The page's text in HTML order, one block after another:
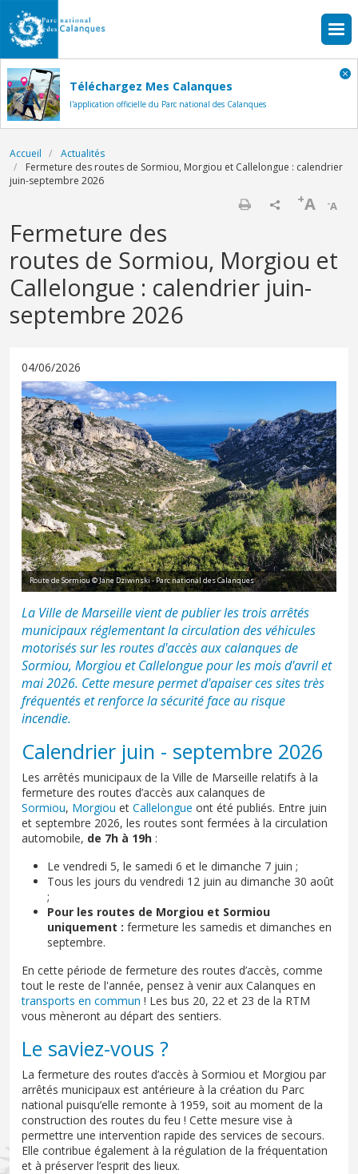
Aller au contenu principal
Téléchargez Mes Calanques
l'application officielle du Parc national des Calanques
Fil d'Ariane
Accueil
Actualités
Fermeture des routes de Sormiou, Morgiou et Callelongue : calendrier
juin-septembre 2026
-A
+A
Fermeture des
routes de Sormiou, Morgiou et
Callelongue : calendrier juin-
septembre 2026
04/06/2026
Route de Sormiou © Jane Dziwinski - Parc national des Calanques
La Ville de Marseille vient de publier les trois arrêtés
municipaux réglementant la circulation des véhicules
motorisés sur les routes d'accès aux calanques de
Sormiou, Morgiou et Callelongue pour les mois d'avril et
mai 2026. Cette mesure permet d'apaiser ces sites très
fréquentés et renforce la sécurité face au risque
incendie.
Calendrier juin - septembre 2026
Les arrêtés municipaux de la Ville de Marseille relatifs à la
fermeture des routes d’accès aux calanques de
Sormiou, Morgiou et Callelongue ont été publiés. Entre juin
et septembre 2026, les routes sont fermées à la circulation
automobile, de 7h à 19h :
Le vendredi 5, le samedi 6 et le dimanche 7 juin ;
Tous les jours du vendredi 12 juin au dimanche 30 août
;
Pour les routes de Morgiou et Sormiou
uniquement : fermeture les samedis et dimanches en
septembre.
En cette période de fermeture des routes d’accès, comme
tout le reste de l'année, pensez à venir aux Calanques en
transports en commun ! Les bus 20, 22 et 23 de la RTM
vous mèneront au départ des sentiers.
Le saviez-vous ?
La fermeture des routes d’accès à Sormiou et Morgiou par
arrêtés municipaux est antérieure à la création du Parc
national puisqu’elle remonte à 1959, soit au moment de la
construction des routes du feu ! Cette mesure vise à
permettre une intervention rapide des services de secours.
Elle contribue également à la régulation de la fréquentation
et à préserver l’esprit des lieux.